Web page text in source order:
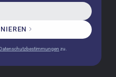
bei watchpapst gekauft.
zu.